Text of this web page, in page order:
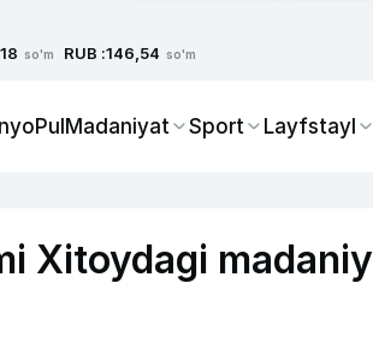
so'm RUB :146,54 so'm
PulMadaniyat Sport Layfstayl
Xitoydagi madaniy